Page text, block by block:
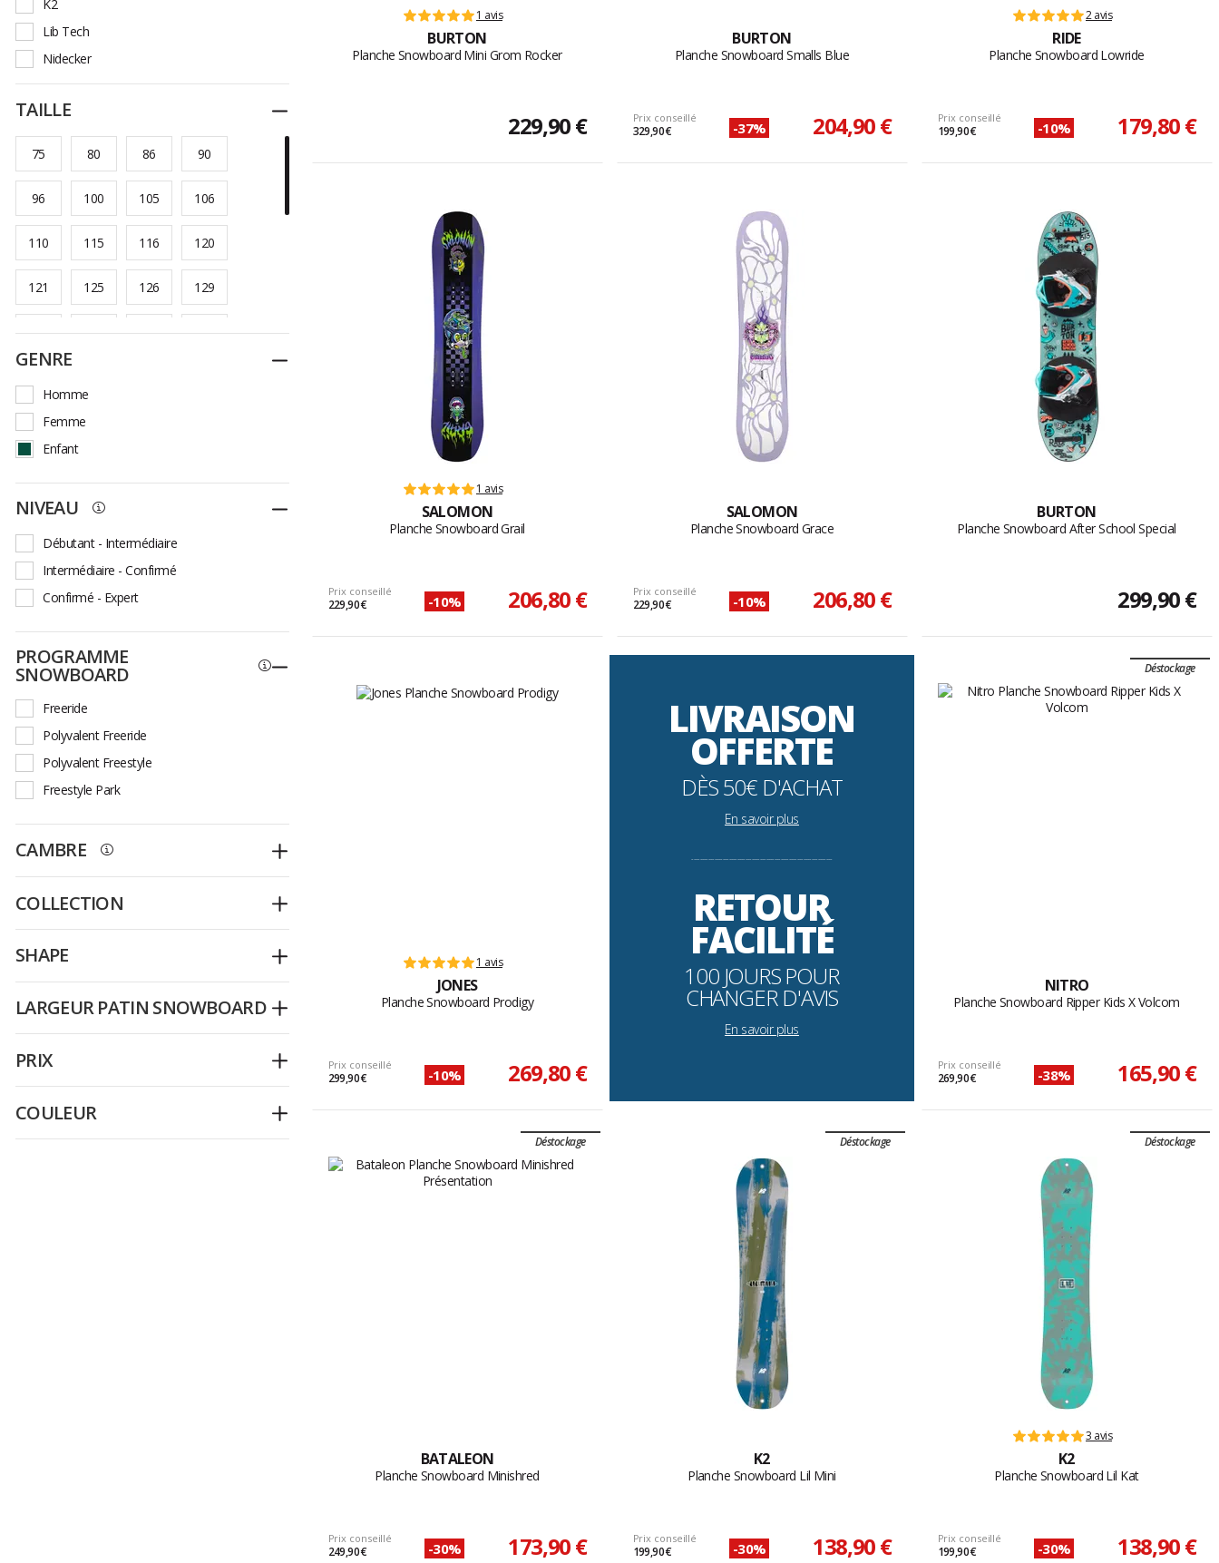
K2
Lib Tech
Nidecker
Nitro
Ride
Rossignol
Salomon
TAILLE Replier
75 80 86 90
96 100 105 106
110 115 116 120
121 125 126 129
130 132 134 135
142 145
GENRE Replier
Homme
Femme
Enfant
NIVEAU Replier
Débutant - Intermédiaire
Intermédiaire - Confirmé
Confirmé - Expert
PROGRAMME
SNOWBOARD Replier
Freeride
Polyvalent Freeride
Polyvalent Freestyle
Freestyle Park
CAMBRE Déplier
COLLECTION Déplier
SHAPE Déplier
LARGEUR PATIN SNOWBOARD Déplier
PRIX Déplier
COULEUR Déplier
1 avis
BURTON
Planche Snowboard Mini Grom Rocker
229,90 €
BURTON
Planche Snowboard Smalls Blue
Prix conseillé
329,90 € -37% 204,90 €
2 avis
RIDE
Planche Snowboard Lowride
Prix conseillé
199,90 € -10% 179,80 €
1 avis
SALOMON
Planche Snowboard Grail
Prix conseillé
229,90 € -10% 206,80 €
SALOMON
Planche Snowboard Grace
Prix conseillé
229,90 € -10% 206,80 €
BURTON
Planche Snowboard After School Special
299,90 €
1 avis
JONES
Planche Snowboard Prodigy
Prix conseillé
299,90 € -10% 269,80 €
LIVRAISON
OFFERTE
DÈS 50€ D'ACHAT
En savoir plus
--------------------------------------------------------------------
RETOUR
FACILITÉ
100 JOURS POUR
CHANGER D'AVIS
En savoir plus
Déstockage
NITRO
Planche Snowboard Ripper Kids X Volcom
Prix conseillé
269,90 € -38% 165,90 €
Déstockage
BATALEON
Planche Snowboard Minishred
Prix conseillé
249,90 € -30% 173,90 €
Déstockage
K2
Planche Snowboard Lil Mini
Prix conseillé
199,90 € -30% 138,90 €
Déstockage
3 avis
K2
Planche Snowboard Lil Kat
Prix conseillé
199,90 € -30% 138,90 €